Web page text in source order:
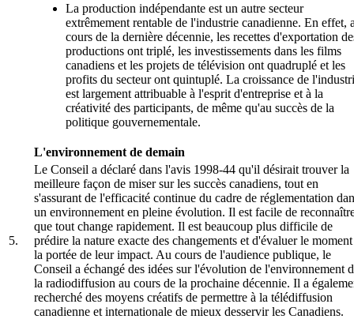
La production indépendante est un autre secteur
extrêmement rentable de l'industrie canadienne. En effet,
cours de la dernière décennie, les recettes d'exportation
productions ont triplé, les investissements dans les films
canadiens et les projets de télévision ont quadruplé et les
profits du secteur ont quintuplé. La croissance de
est largement attribuable à l'esprit d'entreprise et à la
créativité des participants, de même qu'au succès de la
politique gouvernementale.
L'environnement de demain
5.
Le Conseil a déclaré dans l'avis 1998-44 qu'il désirait trouver la
meilleure façon de miser sur les succès canadiens, tout en
s'assurant de l'efficacité continue du cadre de réglementation
un environnement en pleine évolution. Il est facile de
que tout change rapidement. Il est beaucoup plus difficile de
prédire la nature exacte des changements et d'évaluer le
la portée de leur impact. Au cours de l'audience publique, le
Conseil a échangé des idées sur l'évolution de l'environnement
la radiodiffusion au cours de la prochaine décennie. Il a
recherché des moyens créatifs de permettre à la télédiffusion
canadienne et internationale de mieux desservir les Canadiens.